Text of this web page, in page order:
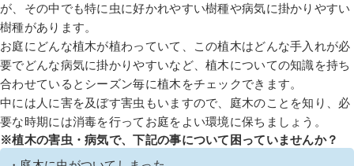
が、その中でも特に虫に好かれやすい樹種や病気に掛かりやすい
樹種があります。
お庭にどんな植木が植わっていて、この植木はどんな手入れが必
要でどんな病気に掛かりやすいなど、植木についての知識を持ち
合わせているとシーズン毎に植木をチェックできます。
中には人に害を及ぼす害虫もいますので、庭木のことを知り、必
要な時期には消毒を行ってお庭をよい環境に保ちましょう。
※植木の害虫・病気で、下記の事について困っていませんか？